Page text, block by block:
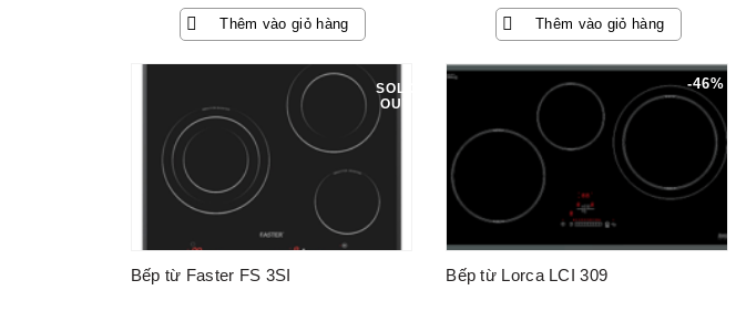
gốc
là:
7.890.000 ₫.
hiện
tại
là:
5.249.000 ₫.
Thêm vào giỏ hàng
gốc
là:
15.850.000 ₫.
hiện
tại
8.300.000 ₫.
Thêm vào giỏ hàng
SOLD
OUT
Bếp từ Faster FS 3SI
-46%
Bếp từ Lorca LCI 309